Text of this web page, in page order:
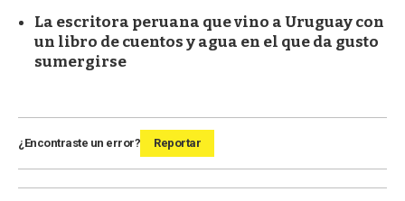
La escritora peruana que vino a Uruguay con
un libro de cuentos y agua en el que da gusto
sumergirse
¿Encontraste un error? Reportar